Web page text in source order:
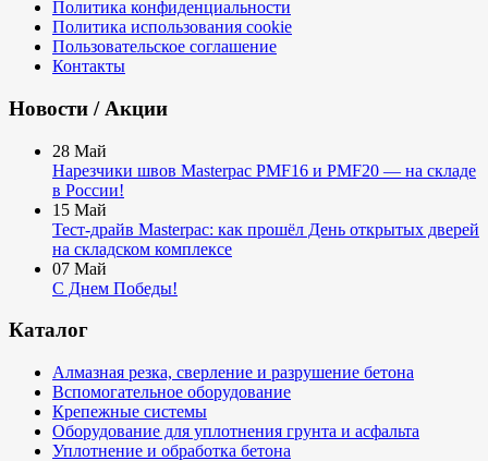
Политика конфиденциальности
Политика использования cookie
Пользовательское соглашение
Контакты
Новости / Акции
28 Май
Нарезчики швов Masterpac PMF16 и PMF20 — на складе
в России!
15 Май
Тест-драйв Masterpac: как прошёл День открытых дверей
на складском комплексе
07 Май
С Днем Победы!
Каталог
Алмазная резка, сверление и разрушение бетона
Вспомогательное оборудование
Крепежные системы
Оборудование для уплотнения грунта и асфальта
Уплотнение и обработка бетона